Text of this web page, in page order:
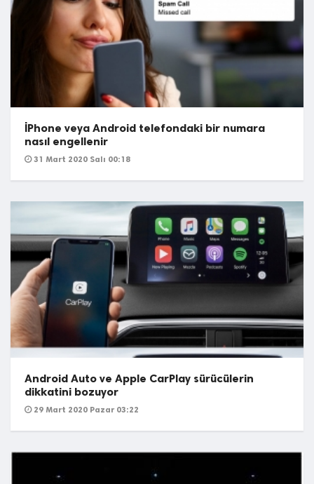
İPhone veya Android telefondaki bir numara
nasıl engellenir
31 Mart 2020 Salı 00:18
Android Auto ve Apple CarPlay sürücülerin
dikkatini bozuyor
29 Mart 2020 Pazar 03:22